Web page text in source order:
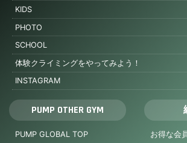
KIDS
PHOTO
SCHOOL
体験クライミングをやってみよう！
INSTAGRAM
PUMP OTHER GYM
PUMP GLOBAL TOP お得な会